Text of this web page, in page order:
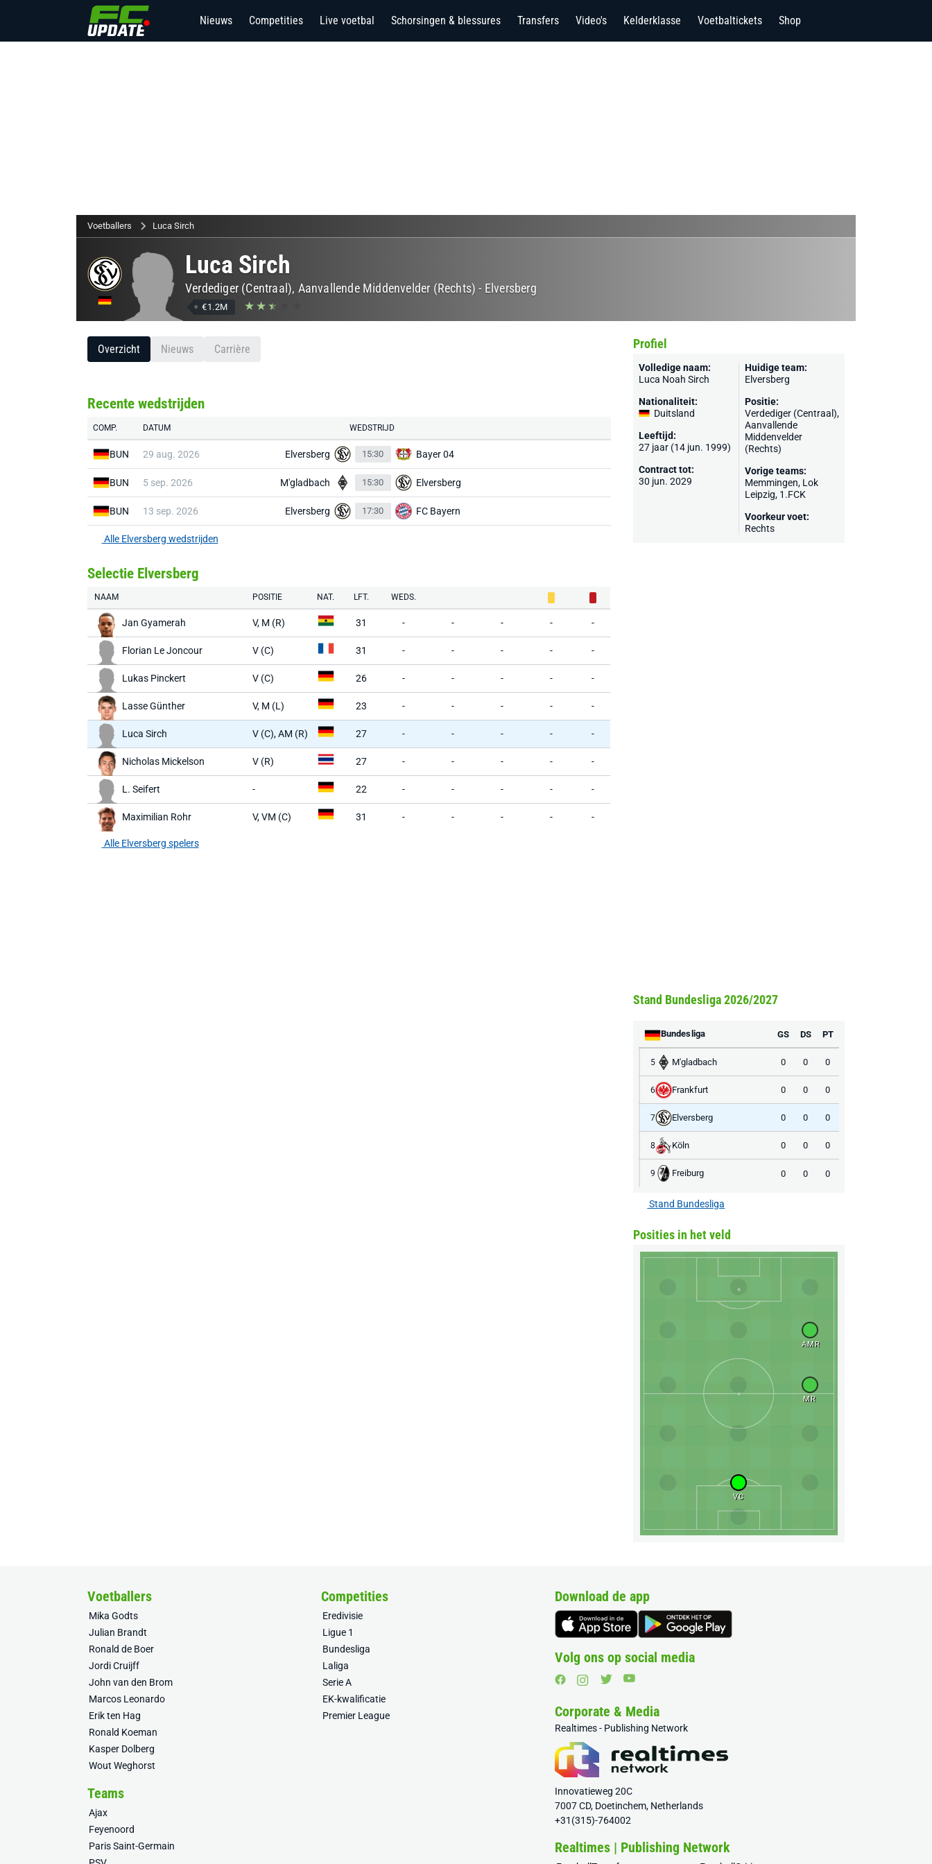
Nieuws Competities Live voetbal Schorsingen & blessures Transfers Video's Kelderklasse Voetbaltickets Shop
Voetballers Luca Sirch
Luca Sirch
Verdediger (Centraal), Aanvallende Middenvelder (Rechts)- Elversberg
€1.2M
Overzicht Nieuws Carrière
Recente wedstrijden
COMP. DATUM WEDSTRIJD
BUN 29 aug. 2026 Elversberg 15:30 Bayer 04
BUN 5 sep. 2026 M'gladbach 15:30 Elversberg
BUN 13 sep. 2026 Elversberg 17:30 FC Bayern
Alle Elversberg wedstrijden
Selectie Elversberg
NAAM POSITIE NAT. LFT. WEDS.
Jan Gyamerah V, M (R) 31 - - - - -
Florian Le Joncour V (C) 31 - - - - -
Lukas Pinckert V (C) 26 - - - - -
Lasse Günther V, M (L) 23 - - - - -
Luca Sirch V (C), AM (R) 27 - - - - -
Nicholas Mickelson V (R) 27 - - - - -
L. Seifert - 22 - - - - -
Maximilian Rohr V, VM (C) 31 - - - - -
Alle Elversberg spelers
Profiel
Volledige naam:
Luca Noah Sirch
Nationaliteit:
Duitsland
Leeftijd:
27 jaar (14 jun. 1999)
Contract tot:
30 jun. 2029
Huidige team:
Elversberg
Positie:
Verdediger (Centraal),
Aanvallende
Middenvelder
(Rechts)
Vorige teams:
Memmingen, Lok
Leipzig, 1.FCK
Voorkeur voet:
Rechts
Stand Bundesliga 2026/2027
Bundesliga GS DS PT
5 M'gladbach 0 0 0
6 Frankfurt 0 0 0
7 Elversberg 0 0 0
8 Köln 0 0 0
9 Freiburg 0 0 0
Stand Bundesliga
Posities in het veld
AMR
MR
VC
Voetballers
Mika Godts
Julian Brandt
Ronald de Boer
Jordi Cruijff
John van den Brom
Marcos Leonardo
Erik ten Hag
Ronald Koeman
Kasper Dolberg
Wout Weghorst
Competities
Eredivisie
Ligue 1
Bundesliga
Laliga
Serie A
EK-kwalificatie
Premier League
Teams
Ajax
Feyenoord
Paris Saint-Germain
Download de app
Volg ons op social media
Corporate & Media
Realtimes - Publishing Network
Innovatieweg 20C
7007 CD, Doetinchem, Netherlands
+31(315)-764002
Realtimes | Publishing Network